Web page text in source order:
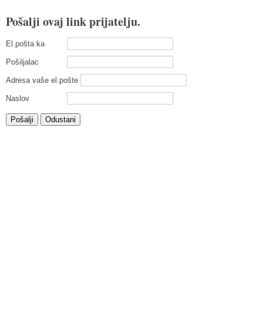
Pošalji ovaj link prijatelju.
El.pošta ka
Pošiljalac
Adresa vaše el.pošte
Naslov
Pošalji Odustani